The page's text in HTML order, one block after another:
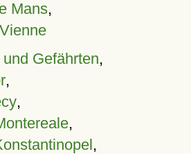
Mans,
Gefährten,
,
,
,
,